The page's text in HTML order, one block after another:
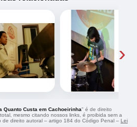
›
Quanto Custa em Cachoeirinha" é de direito
mesmo citando nossos links, é proibida sem a
de direito autoral – artigo 184 do Código Penal – Lei